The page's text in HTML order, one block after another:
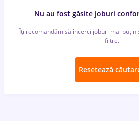
Nu au fost găsite joburi
Îți recomandăm să încerci joburi mai puțin
filtre.
Resetează